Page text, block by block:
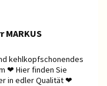
kehlkopfschonendes
❤ Hier finden Sie
in edler Qualität ❤